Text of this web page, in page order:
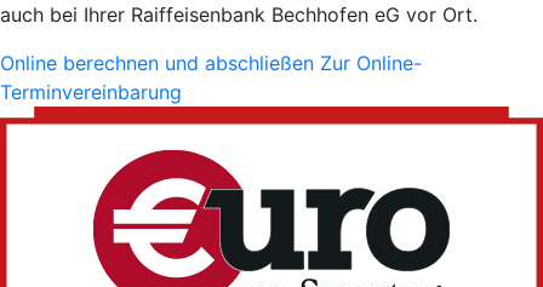
auch bei Ihrer Raiffeisenbank Bechhofen eG vor Ort.
Online berechnen und abschließen Zur Online-
Terminvereinbarung